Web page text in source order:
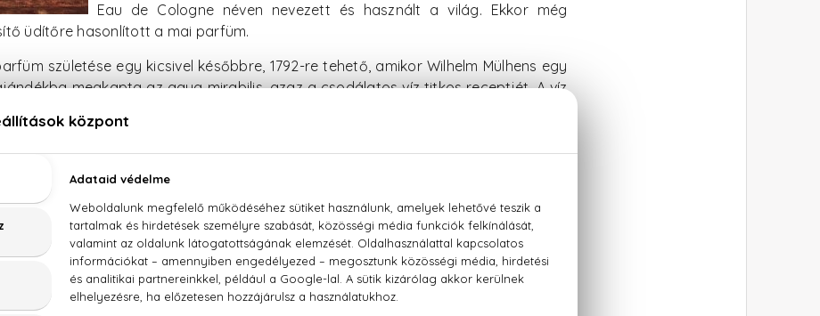
Eau de Cologne néven nevezett és használt a világ. Ekkor még
üdítőre hasonlított a mai parfüm.
születése egy kicsivel későbbre, 1792-re tehető, amikor Wilhelm Mülhens egy
megkapta az aqua mirabilis, azaz a csodálatos víz titkos receptjét. A víz
emlegetni az emberek.
Ferdinand Mülhens, az alapító unokája átvette a cég
n lévő üzlethelyiség házszámát kezdte
Az üzlet a 4711-es szám alatt állt.
sikert aratott, számos történelmi név, többek között
Richard Wagner, az orosz cár és a walesi herceg is
legalább egy üveget. Napóleon például a szó